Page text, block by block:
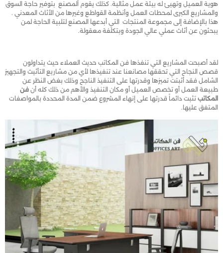
هوية العميل وتهيئ له بيئة عمل مثالية. كذلك يقوم المصنع بتوفير حاجة السوق
والمشاريع الكبرى لمحطات العمل وأنظمة القواطع وغيرها من الأثاث المعدني .
هذا بالإضافة إلى مجموعة المنتجات التي أبدعها المصنع لتلبية الحاجة لمن
يبحثون عن أثاث عملي عالي الجودة وبتكلفة معقولة.
لقد أصبحت المشاريع التي تنفذها فن المكاتب حديث العملاء حيث يتداولون
قصص النجاح التي تحققها مصانعنا عند تنفيذها لأي من مشاريع التأثيث والتجهيز
الشامل فقد أثبتت تميزها وقدرتها على التنفيذ الناجح وذلك بغض النظر عن
طبيعة العمل أو تخصص العميل أو مكان التنفيذ والأهم من ذلك كله أن فن
المكاتب تثبت دائماً قدرتها على إنهاء المشروع ضمن المدة المحددة بالمواصفات
المتفق عليها.